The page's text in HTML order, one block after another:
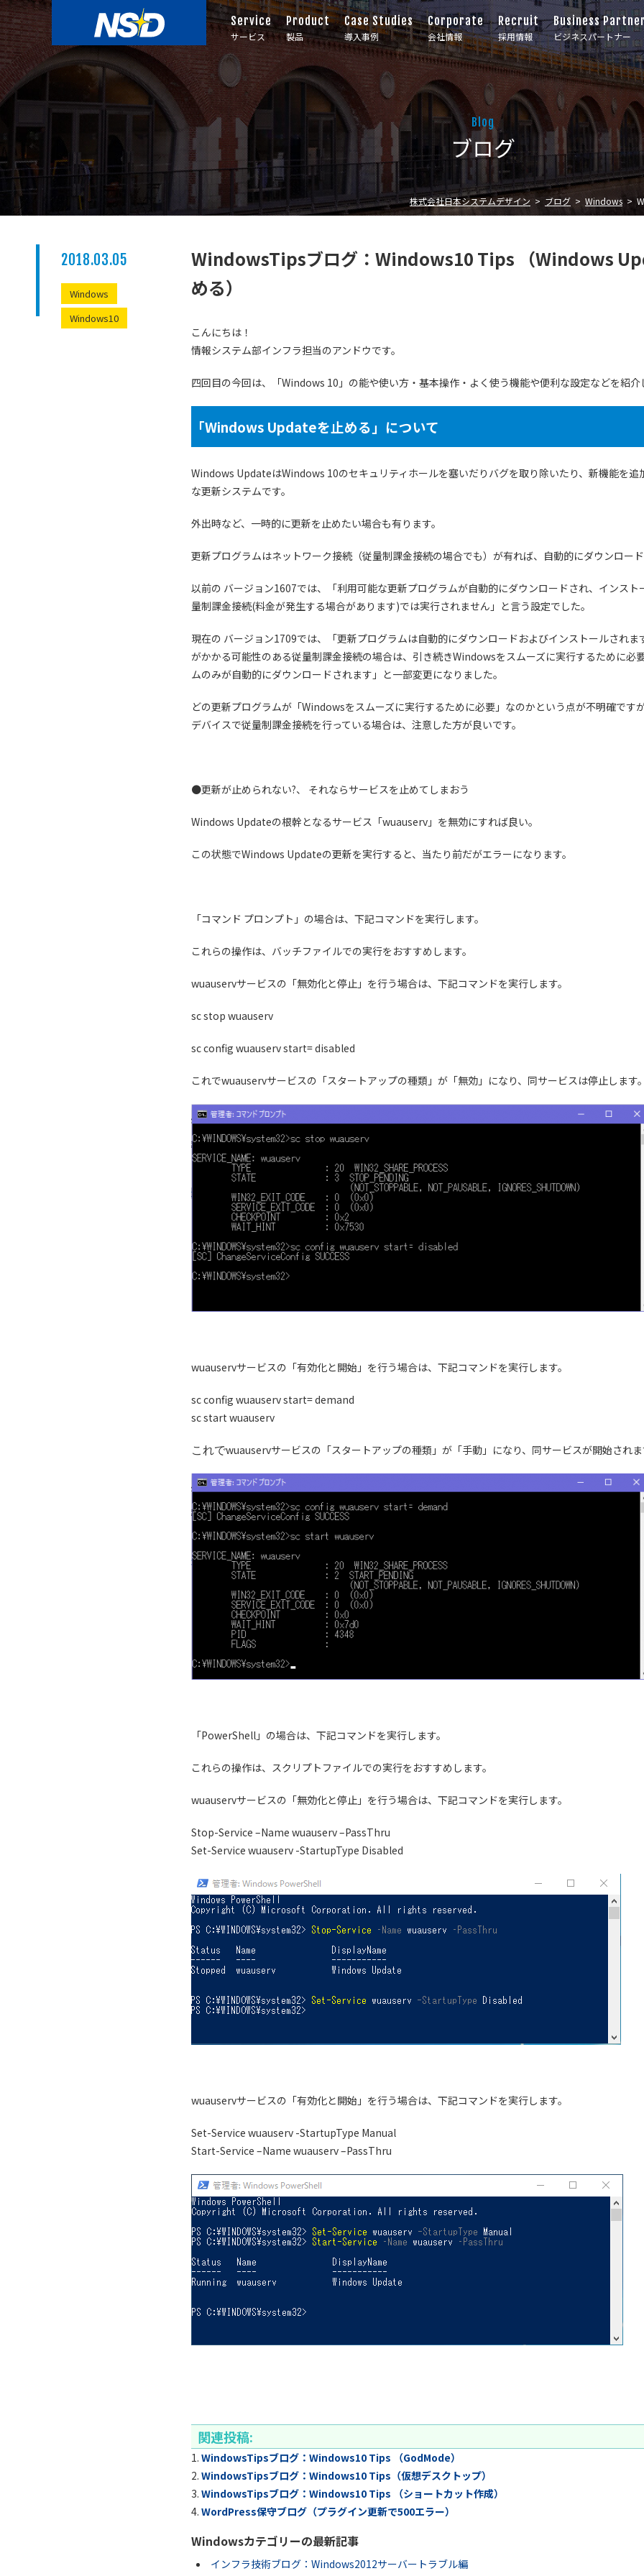
Service
サービス
Product
製品
Case Studies
導入事例
Corporate
会社情報
Recruit
採用情報
Business
ビジネスパートナー
Blog
ブログ
株式会社日本システムデザイン ブログ Windows
2018.03.05
Windows
Windows10
WindowsTipsブログ：Windows10 Tips （Windows
める）
こんにちは！
情報システム部インフラ担当のアンドウです。
四回目の今回は、「Windows 10」の能や使い方・基本操作・よく使う機能や便利な設定などを紹介
「Windows Updateを止める」について
Windows UpdateはWindows 10のセキュリティホールを塞いだりバグを取り除いたり、新機能を追
な更新システムです。
外出時など、一時的に更新を止めたい場合も有ります。
更新プログラムはネットワーク接続（従量制課金接続の場合でも）が有れば、自動的にダウンロー
以前の バージョン1607では、「利用可能な更新プログラムが自動的にダウンロードされ、インスト
量制課金接続(料金が発生する場合があります)では実行されません」と言う設定でした。
現在の バージョン1709では、「更新プログラムは自動的にダウンロードおよびインストールされま
がかかる可能性のある従量制課金接続の場合は、引き続きWindowsをスムーズに実行するために必
ムのみが自動的にダウンロードされます」と一部変更になりました。
どの更新プログラムが「Windowsをスムーズに実行するために必要」なのかという点が不明確です
デバイスで従量制課金接続を行っている場合は、注意した方が良いです。
●更新が止められない?、 それならサービスを止めてしまおう
Windows Updateの根幹となるサービス「wuauserv」を無効にすれば良い。
この状態でWindows Updateの更新を実行すると、当たり前だがエラーになります。
「コマンド プロンプト」の場合は、下記コマンドを実行します。
これらの操作は、バッチファイルでの実行をおすすめします。
wuauservサービスの「無効化と停止」を行う場合は、下記コマンドを実行します。
sc stop wuauserv
sc config wuauserv start= disabled
これでwuauservサービスの「スタートアップの種類」が「無効」になり、同サービスは停止します
wuauservサービスの「有効化と開始」を行う場合は、下記コマンドを実行します。
sc config wuauserv start= demand
sc start wuauserv
これでwuauservサービスの「スタートアップの種類」が「手動」になり、同サービスが開始され
「PowerShell」の場合は、下記コマンドを実行します。
これらの操作は、スクリプトファイルでの実行をおすすめします。
wuauservサービスの「無効化と停止」を行う場合は、下記コマンドを実行します。
Stop-Service –Name wuauserv –PassThru
Set-Service wuauserv -StartupType Disabled
wuauservサービスの「有効化と開始」を行う場合は、下記コマンドを実行します。
Set-Service wuauserv -StartupType Manual
Start-Service –Name wuauserv –PassThru
関連投稿:
WindowsTipsブログ：Windows10 Tips （GodMode）
WindowsTipsブログ：Windows10 Tips（仮想デスクトップ）
WindowsTipsブログ：Windows10 Tips （ショートカット作成）
WordPress保守ブログ（プラグイン更新で500エラー）
Windowsカテゴリーの最新記事
インフラ技術ブログ：Windows2012サーバートラブル編